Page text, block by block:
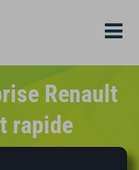
Renault
rapide